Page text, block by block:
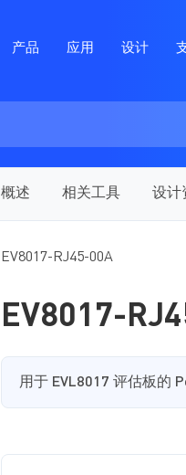
产品 应用 设计
概述 相关工具 设计
EV8017-RJ45-00A
EV8017-
用于 EVL8017 评估板的